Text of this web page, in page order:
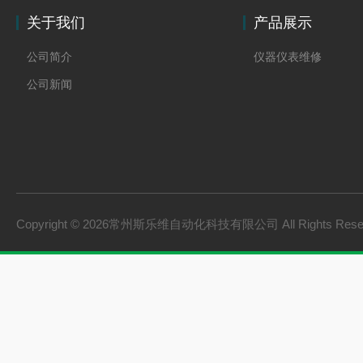
关于我们
公司简介
公司新闻
产品展示
仪器仪表维修
Copyright © 2026常州斯乐维自动化科技有限公司 All Rights